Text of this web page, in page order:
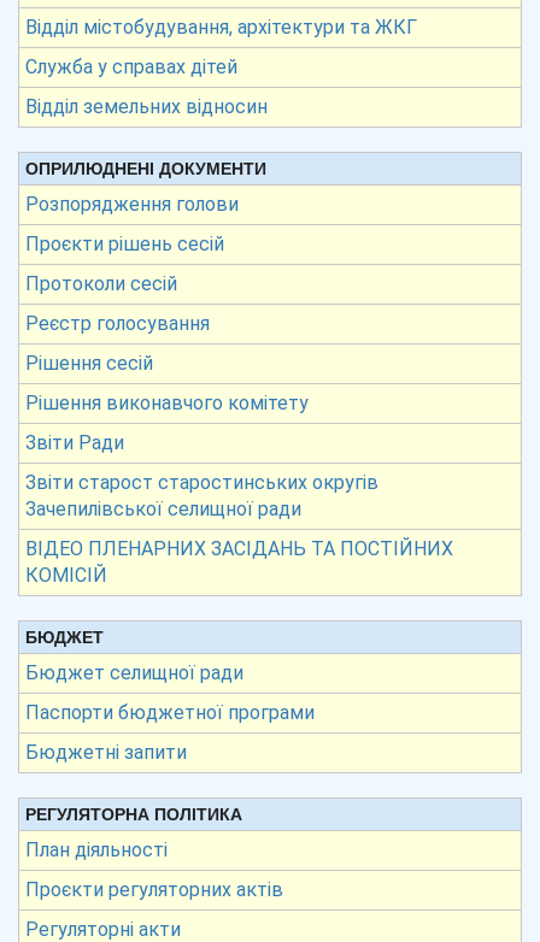
Відділ містобудування, архітектури та ЖКГ
Служба у справах дітей
Відділ земельних відносин
ОПРИЛЮДНЕНІ ДОКУМЕНТИ
Розпорядження голови
Проєкти рішень сесій
Протоколи сесій
Реєстр голосування
Рішення сесій
Рішення виконавчого комітету
Звіти Ради
Звіти старост старостинських округів
Зачепилівської селищної ради
ВІДЕО ПЛЕНАРНИХ ЗАСІДАНЬ ТА ПОСТІЙНИХ
КОМІСІЙ
БЮДЖЕТ
Бюджет селищної ради
Паспорти бюджетної програми
Бюджетні запити
РЕГУЛЯТОРНА ПОЛІТИКА
План діяльності
Проєкти регуляторних актів
Регуляторні акти